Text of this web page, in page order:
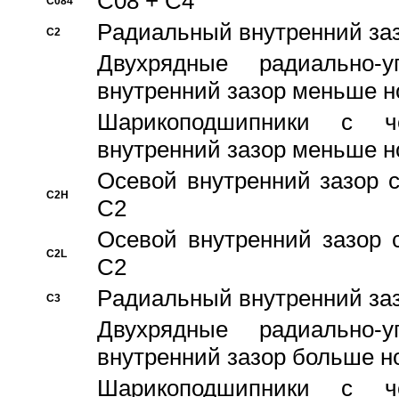
C2
Pадиальный внутренний
Двухрядные радиально-
внутренний зазор меньше
Шарикоподшипники с
внутренний зазор меньше
C2H
Осевой внутренний зазор
C2
C2L
Осевой внутренний зазор
C2
C3
Pадиальный внутренний
Двухрядные радиально-
внутренний зазор больше
Шарикоподшипники с